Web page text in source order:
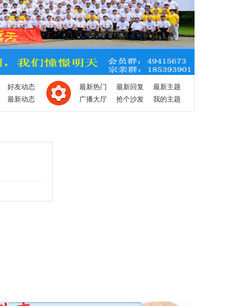
好友动态
最新动态
最新热门 最新回复
最新主题
广播大厅
抢个沙发 我的主题